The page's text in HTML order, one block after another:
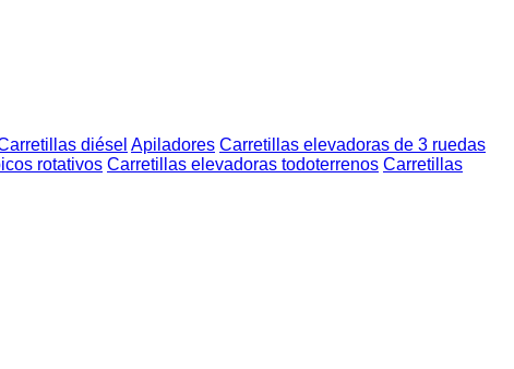
diésel Apiladores Carretillas elevadoras de 3 ruedas
rotativos Carretillas elevadoras todoterrenos Carretillas